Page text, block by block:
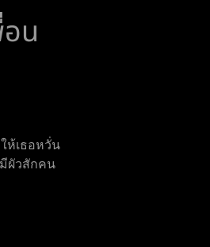
น
ห้เธอหวั่น
มีผัวสักคน